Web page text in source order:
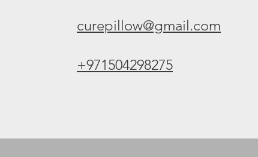
curepillow@gmail.com
+971504298275